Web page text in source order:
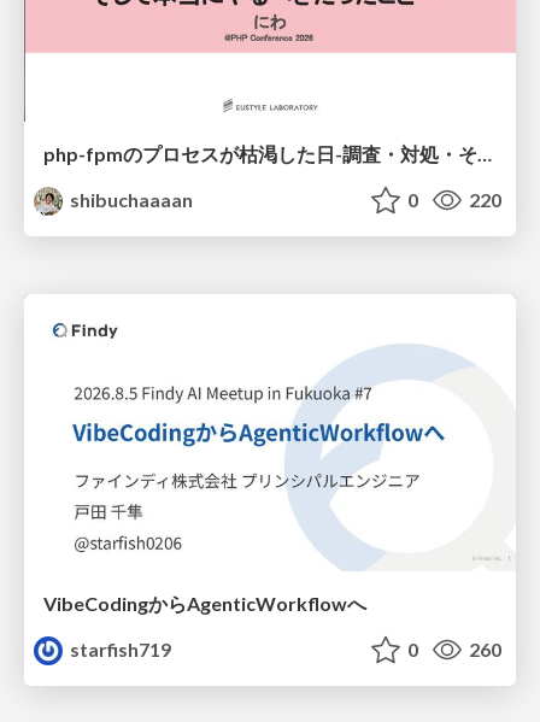
php-fpmのプロセスが枯渇した日-調査・対処・そして本当にやるべきだったこと-
shibuchaaaan
0 220
VibeCodingからAgenticWorkflowへ
starfish719
0 260